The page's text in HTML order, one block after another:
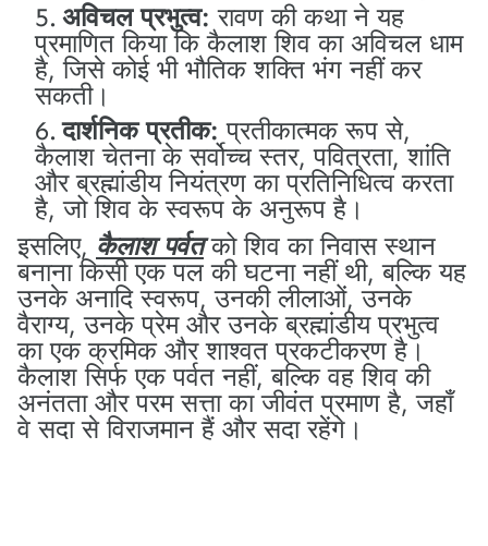
अविचल प्रभुत्व: रावण की कथा ने यह
प्रमाणित किया कि कैलाश शिव का अविचल धाम
है, जिसे कोई भी भौतिक शक्ति भंग नहीं कर
सकती।
दार्शनिक प्रतीक: प्रतीकात्मक रूप से,
कैलाश चेतना के सर्वोच्च स्तर, पवित्रता, शांति
और ब्रह्मांडीय नियंत्रण का प्रतिनिधित्व करता
है, जो शिव के स्वरूप के अनुरूप है।
इसलिए, कैलाश पर्वतको शिव का निवास स्थान
बनाना किसी एक पल की घटना नहीं थी, बल्कि यह
उनके अनादि स्वरूप, उनकी लीलाओं, उनके
वैराग्य, उनके प्रेम और उनके ब्रह्मांडीय प्रभुत्व
का एक क्रमिक और शाश्वत प्रकटीकरण है।
कैलाश सिर्फ एक पर्वत नहीं, बल्कि वह शिव की
अनंतता और परम सत्ता का जीवंत प्रमाण है, जहाँ
वे सदा से विराजमान हैं और सदा रहेंगे।